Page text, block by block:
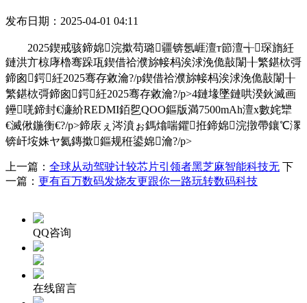
发布日期：2025-04-01 04:11
2025鍥戒骇鍗婂浣撳苟璐疆锛氬崕澶т節澶╅琛旓紝
鏈洪亣椋庨櫓骞跺瓨鍥借祫濮旀帹杩涘浗浼佹敼闈╂繁鍖栨彁
鍗囪鍔紝2025骞存敹瀹?/p鍥借祫濮旀帹杩涘浗浼佹敼闈╂
繁鍖栨彁鍗囪鍔紝2025骞存敹瀹?/p>4鏈堟墜鏈哄湀鈥滅画
鑸唴鍗封€濓紒REDMI銆乮QOO鏂版満7500mAh澶х數姹犫
€滅偢鍦衡€?/p>鍗庡ぇ涔濆ぉ鎷熻喘鑺拰鍗婂浣撴帶鑲℃潈
锛屽垵姝ヤ氦鏄撳鏂规秹鍙婂瀹?/p>
上一篇： 全球从动驾驶计较芯片引领者黑芝麻智能科技无 下
一篇： 更有百万数码发烧友更跟你一路玩转数码科技
QQ咨询
在线留言